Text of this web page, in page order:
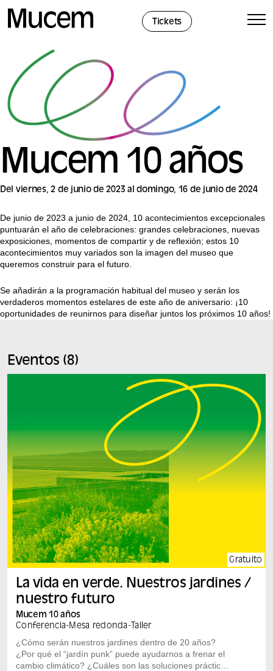
Tickets
Mucem 10 años
Del viernes, 2 de junio de 2023 al domingo, 16 de junio de 2024
De junio de 2023 a junio de 2024, 10 acontecimientos excepcionales
puntuarán el año de celebraciones: grandes celebraciones, nuevas
exposiciones, momentos de compartir y de reflexión; estos 10
acontecimientos muy variados son la imagen del museo que
queremos construir para el futuro.
Se añadirán a la programación habitual del museo y serán los
verdaderos momentos estelares de este año de aniversario: ¡10
oportunidades de reunirnos para diseñar juntos los próximos 10 años!
Eventos (8)
Gratuito
La vida en verde. Nuestros jardines /
nuestro futuro
Mucem 10 años
Conferencia-Mesa redonda - Taller
¿Cómo serán nuestros jardines dentro de 20 años?
¿Por qué el “jardín punk” puede ayudarnos a frenar el
cambio climático? ¿Cuáles son las soluciones prácticas